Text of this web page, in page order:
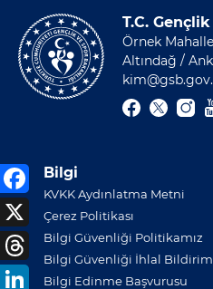
T.C.
Örnek
Altındağ /
Bilgi
KVKK Aydınlatma Metni
Çerez Politikası
Bilgi Güvenliği Politikamız
Bilgi Güvenliği İhlal
Bilgi Edinme Başvurusu